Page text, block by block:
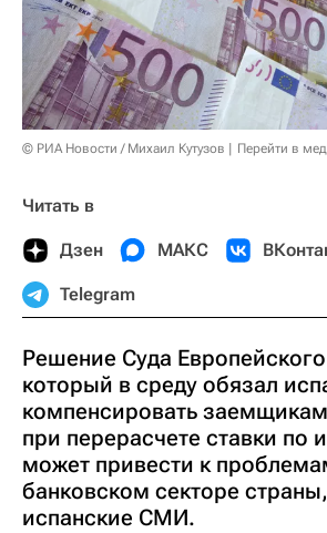
© РИА Новости / Михаил Кутузов Перейти в
Читать в
Дзен МАКС
Telegram
Решение Суда
который в среду обязал
компенсировать
при перерасчете ставки по
может привести к
банковском секторе
испанские СМИ.